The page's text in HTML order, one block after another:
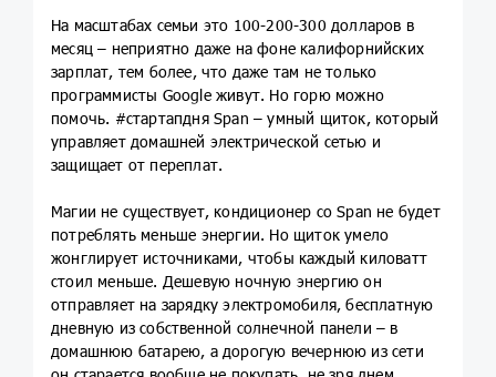
На масштабах семьи это 100-200-300 долларов в
месяц – неприятно даже на фоне калифорнийских
зарплат, тем более, что даже там не только
программисты Google живут. Но горю можно
помочь. #стартапдня Span – умный щиток, который
управляет домашней электрической сетью и
защищает от переплат.
Магии не существует, кондиционер со Span не будет
потреблять меньше энергии. Но щиток умело
жонглирует источниками, чтобы каждый киловатт
стоил меньше. Дешевую ночную энергию он
отправляет на зарядку электромобиля, бесплатную
дневную из собственной солнечной панели – в
домашнюю батарею, а дорогую вечернюю из сети